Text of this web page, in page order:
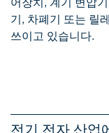
기, 차폐기 또는 릴
쓰이고 있습니다.
전기 전자 산업